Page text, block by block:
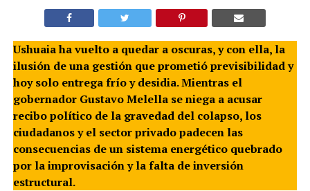
Ushuaia ha vuelto a quedar a oscuras, y con ella, la
ilusión de una gestión que prometió previsibilidad y
hoy solo entrega frío y desidia. Mientras el
gobernador Gustavo Melella se niega a acusar
recibo político de la gravedad del colapso, los
ciudadanos y el sector privado padecen las
consecuencias de un sistema energético quebrado
por la improvisación y la falta de inversión
estructural.